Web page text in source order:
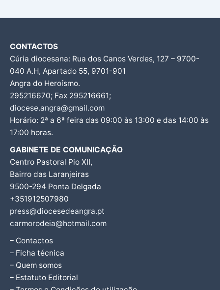
CONTACTOS
Cúria diocesana: Rua dos Canos Verdes, 127 – 9700-
040 A.H, Apartado 55, 9701-901
Angra do Heroísmo.
295216670; Fax 295216661;
diocese.angra@gmail.com
Horário: 2ª a 6ª feira das 09:00 às 13:00 e das 14:00 às
17:00 horas.
GABINETE DE COMUNICAÇÃO
Centro Pastoral Pio XII,
Bairro das Laranjeiras
9500-294 Ponta Delgada
+351912507980
press@diocesedeangra.pt
carmorodeia@hotmail.com
– Contactos
– Ficha técnica
– Quem somos
– Estatuto Editorial